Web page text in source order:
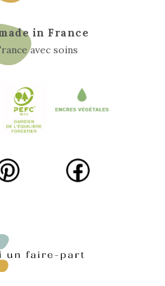
in France
avec soins